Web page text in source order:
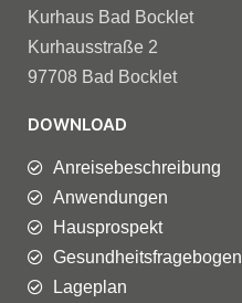
Kurhaus Bad Bocklet
Kurhausstraße 2
97708 Bad Bocklet
DOWNLOAD
Anreisebeschreibung
Anwendungen
Hausprospekt
Gesundheitsfragebogen
Lageplan